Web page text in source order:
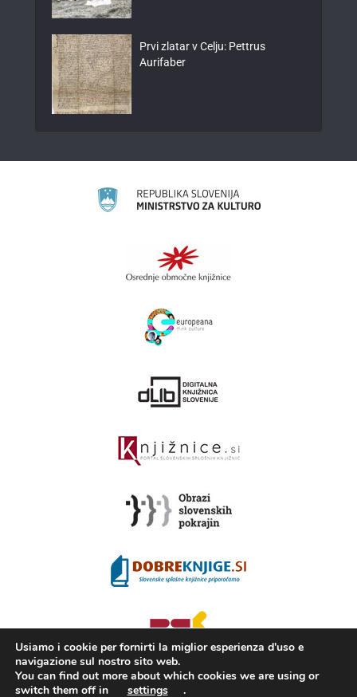
Prvi zlatar v Celju: Pettrus
Aurifaber
Usiamo i cookie per fornirti la miglior esperienza d'uso e
navigazione sul nostro sito web.
You can find out more about which cookies we are using or
switch them off in
settings .